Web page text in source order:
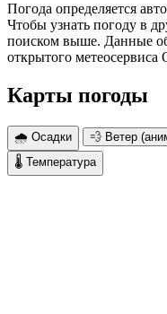
Погода определяется
Чтобы узнать погоду в
поиском выше. Данные
открытого метеосервиса
Карты погоды
🌧 Осадки 💨 Ветер
🌡 Температура